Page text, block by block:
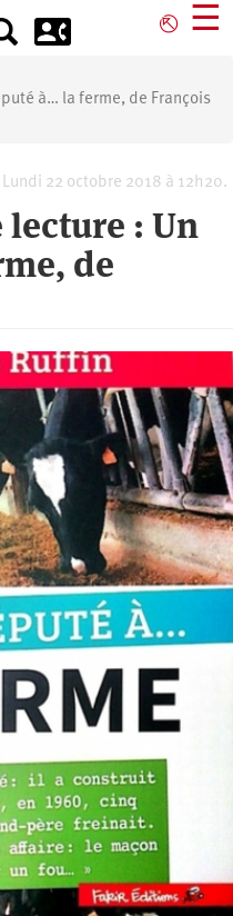
⎋ ☰
à… la ferme, de François
22 octobre 2018 à 12h20.
: Un
de